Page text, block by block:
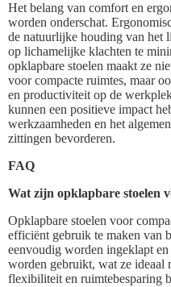
Het belang van comfort en
worden onderschat.
de natuurlijke houding van het
op lichamelijke klachten te
opklapbare stoelen maakt ze
voor compacte ruimtes, maar
en productiviteit op de
kunnen een positieve impact
werkzaamheden en het
zittingen bevorderen.
FAQ
Wat zijn opklapbare stoelen
Opklapbare stoelen voor
efficiënt gebruik te maken van
eenvoudig worden ingeklapt
worden gebruikt, wat ze ideaal
flexibiliteit en ruimtebesparing